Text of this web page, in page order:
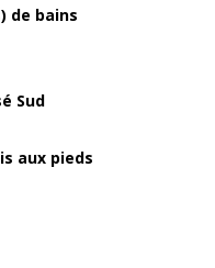
de bains
Sud
aux pieds